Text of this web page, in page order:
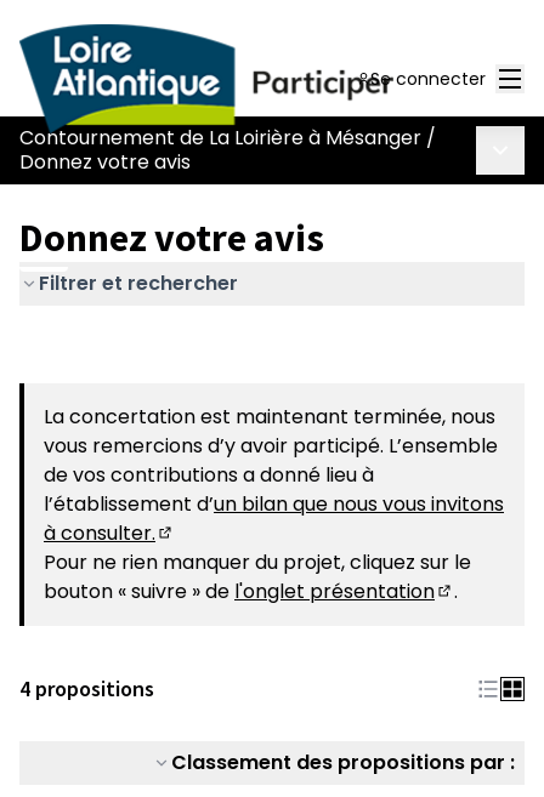
Se connecter
Contournement de La Loirière à Mésanger /
Donnez votre avis
Donnez votre avis
Filtrer et rechercher
La concertation est maintenant terminée, nous
vous remercions d’y avoir participé. L’ensemble
de vos contributions a donné lieu à
l’établissement d’un bilan que nous vous invitons
à consulter.
(S'ouvre dans un nouvel onglet)
Pour ne rien manquer du projet, cliquez sur le
bouton « suivre » de l'onglet présentation .
4 propositions
Classement des propositions par :